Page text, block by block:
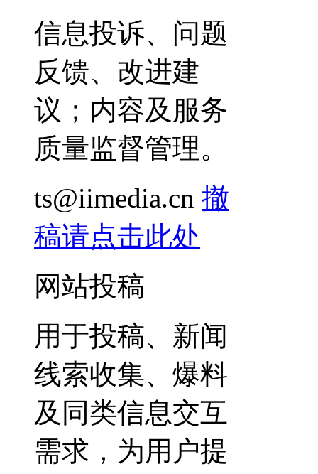
信息投诉、问题
反馈、改进建
议；内容及服务
质量监督管理。
ts@iimedia.cn 撤
稿请点击此处
网站投稿
用于投稿、新闻
线索收集、爆料
及同类信息交互
需求，为用户提